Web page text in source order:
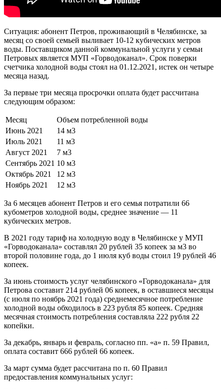
Ситуация: абонент Петров, проживающий в Челябинске, за
месяц со своей семьей выливает 10-12 кубических метров
воды. Поставщиком данной коммунальной услуги у семьи
Петровых является МУП «Горводоканал». Срок поверки
счетчика холодной воды стоял на 01.12.2021, истек он четыре
месяца назад.
За первые три месяца просрочки оплата будет рассчитана
следующим образом:
Месяц
Объем потребленной воды
Июнь 2021
14 м3
Июль 2021
11 м3
Август 2021
7 м3
Сентябрь 2021 10 м3
Октябрь 2021
12 м3
Ноябрь 2021
12 м3
За 6 месяцев абонент Петров и его семья потратили 66
кубометров холодной воды, среднее значение — 11
кубических метров.
В 2021 году тариф на холодную воду в Челябинске у МУП
«Горводоканала» составлял 20 рублей 35 копеек за м3 во
второй половине года, до 1 июля куб воды стоил 19 рублей 46
копеек.
За июнь стоимость услуг челябинского «Горводоканала» для
Петрова составит 214 рублей 06 копеек, в оставшиеся месяцы
(с июля по ноябрь 2021 года) среднемесячное потребление
холодной воды обходилось в 223 рубля 85 копеек. Средняя
месячная стоимость потребления составляла 222 рубля 22
копейки.
За декабрь, январь и февраль, согласно пп. «а» п. 59 Правил,
оплата составит 666 рублей 66 копеек.
За март сумма будет рассчитана по п. 60 Правил
предоставления коммунальных услуг: